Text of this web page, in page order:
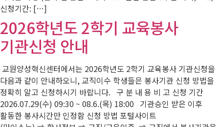
신청기간: […]
2026학년도 2학기 교육봉사
기관신청 안내
교원양성혁신센터에서는 2026학년도 2학기 교육봉사 기관신청을
다음과 같이 안내하오니, 교직이수 학생들은 봉사기관 신청 방법을
정확히 알고 신청하시기 바랍니다. 구 분 내 용 비 고 신청 기간
2026.07.29(수) 09:30 ~ 08.6.(목) 18:00 기관승인 받은 이후
활동한 봉사시간만 인정함 신청 방법 포털사이트